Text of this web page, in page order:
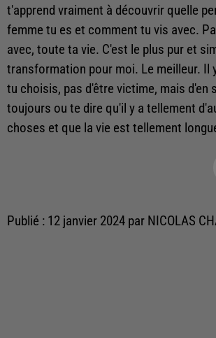
t'apprend vraiment à découvrir quelle
femme tu es et comment tu vis avec.
avec, toute ta vie. C'est le plus pur et
transformation pour moi. Le meilleur. Il
tu choisis, pas d'être victime, mais d'en
toujours ou te dire qu'il y a tellement
choses et que la vie est tellement
Publié : 12 janvier 2024 par NICOLAS